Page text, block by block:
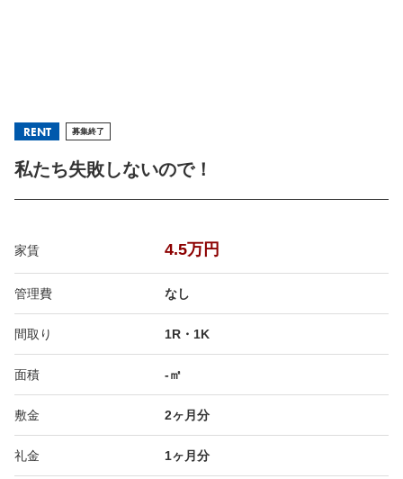
RENT 募集終了
私たち失敗しないので！
家賃 4.5万円
管理費 なし
間取り 1R・1K
面積 -㎡
敷金 2ヶ月分
礼金 1ヶ月分